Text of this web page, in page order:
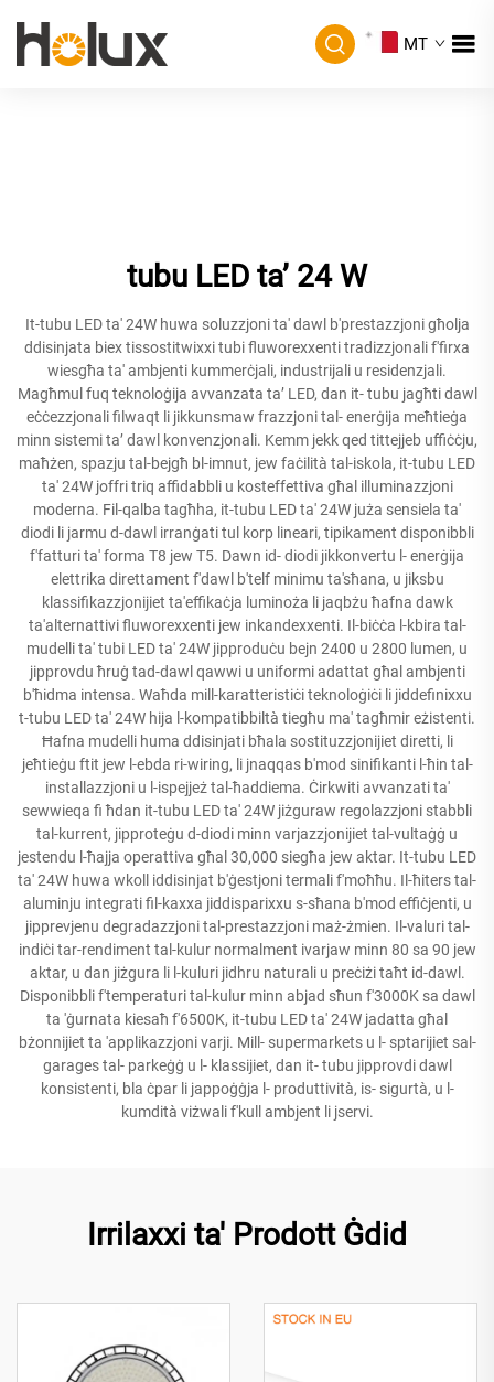
MT
tubu LED ta’ 24 W
It-tubu LED ta' 24W huwa soluzzjoni ta' dawl b'prestazzjoni għolja
ddisinjata biex tissostitwixxi tubi fluworexxenti tradizzjonali f'firxa
wiesgħa ta' ambjenti kummerċjali, industrijali u residenzjali.
Magħmul fuq teknoloġija avvanzata taʼ LED, dan it- tubu jagħti dawl
eċċezzjonali filwaqt li jikkunsmaw frazzjoni tal- enerġija meħtieġa
minn sistemi taʼ dawl konvenzjonali. Kemm jekk qed tittejjeb uffiċċju,
maħżen, spazju tal-bejgħ bl-imnut, jew faċilità tal-iskola, it-tubu LED
ta' 24W joffri triq affidabbli u kosteffettiva għal illuminazzjoni
moderna. Fil-qalba tagħha, it-tubu LED ta' 24W juża sensiela ta'
diodi li jarmu d-dawl irranġati tul korp lineari, tipikament disponibbli
f'fatturi ta' forma T8 jew T5. Dawn id- diodi jikkonvertu l- enerġija
elettrika direttament f'dawl b'telf minimu ta'sħana, u jiksbu
klassifikazzjonijiet ta'effikaċja luminoża li jaqbżu ħafna dawk
ta'alternattivi fluworexxenti jew inkandexxenti. Il-biċċa l-kbira tal-
mudelli ta' tubi LED ta' 24W jipproduċu bejn 2400 u 2800 lumen, u
jipprovdu ħruġ tad-dawl qawwi u uniformi adattat għal ambjenti
b'ħidma intensa. Waħda mill-karatteristiċi teknoloġiċi li jiddefinixxu
t-tubu LED ta' 24W hija l-kompatibbiltà tiegħu ma' tagħmir eżistenti.
Ħafna mudelli huma ddisinjati bħala sostituzzjonijiet diretti, li
jeħtieġu ftit jew l-ebda ri-wiring, li jnaqqas b'mod sinifikanti l-ħin tal-
installazzjoni u l-ispejjeż tal-ħaddiema. Ċirkwiti avvanzati ta'
sewwieqa fi ħdan it-tubu LED ta' 24W jiżguraw regolazzjoni stabbli
tal-kurrent, jipproteġu d-diodi minn varjazzjonijiet tal-vultaġġ u
jestendu l-ħajja operattiva għal 30,000 siegħa jew aktar. It-tubu LED
ta' 24W huwa wkoll iddisinjat b'ġestjoni termali f'moħħu. Il-ħiters tal-
aluminju integrati fil-kaxxa jiddisparixxu s-sħana b'mod effiċjenti, u
jipprevjenu degradazzjoni tal-prestazzjoni maż-żmien. Il-valuri tal-
indiċi tar-rendiment tal-kulur normalment ivarjaw minn 80 sa 90 jew
aktar, u dan jiżgura li l-kuluri jidhru naturali u preċiżi taħt id-dawl.
Disponibbli f'temperaturi tal-kulur minn abjad sħun f'3000K sa dawl
ta 'ġurnata kiesaħ f'6500K, it-tubu LED ta' 24W jadatta għal
bżonnijiet ta 'applikazzjoni varji. Mill- supermarkets u l- sptarijiet sal-
garages tal- parkeġġ u l- klassijiet, dan it- tubu jipprovdi dawl
konsistenti, bla ċpar li jappoġġja l- produttività, is- sigurtà, u l-
kumdità viżwali f'kull ambjent li jservi.
Irrilaxxi ta' Prodott Ġdid